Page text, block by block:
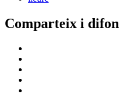
Consulteu l'agenda d'actes que
Ves-hi
Cursos
Ves-hi